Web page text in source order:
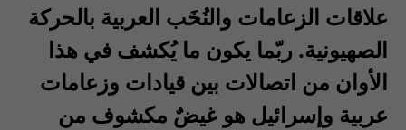
علاقات الزعامات والنُخَب العربية بالحركة
الصهيونية. ربّما يكون ما يُكشف في هذا
الأوان من اتصالات بين قيادات وزعامات
عربية وإسرائيل هو غيضٌ مكشوف من